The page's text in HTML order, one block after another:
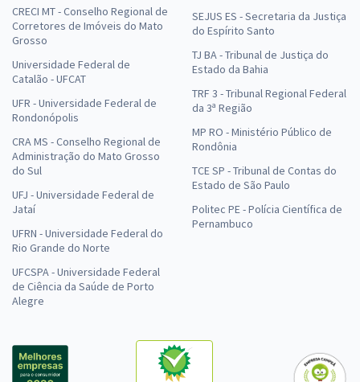
CRECI MT - Conselho Regional de
Corretores de Imóveis do Mato
Grosso
Universidade Federal de
Catalão - UFCAT
UFR - Universidade Federal de
Rondonópolis
CRA MS - Conselho Regional de
Administração do Mato Grosso
do Sul
UFJ - Universidade Federal de
Jataí
UFRN - Universidade Federal do
Rio Grande do Norte
UFCSPA - Universidade Federal
de Ciência da Saúde de Porto
Alegre
SEJUS ES - Secretaria da Justiça
do Espírito Santo
TJ BA - Tribunal de Justiça do
Estado da Bahia
TRF 3 - Tribunal Regional Federal
da 3ª Região
MP RO - Ministério Público de
Rondônia
TCE SP - Tribunal de Contas do
Estado de São Paulo
Politec PE - Polícia Científica de
Pernambuco